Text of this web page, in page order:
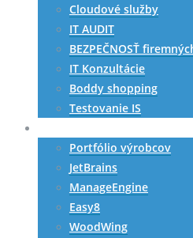
Cloudové služby
IT AUDIT
BEZPEČNOSŤ
IT Konzultácie
Boddy shopping
Testovanie IS
Portfólio výrobcov
JetBrains
ManageEngine
Easy8
WoodWing